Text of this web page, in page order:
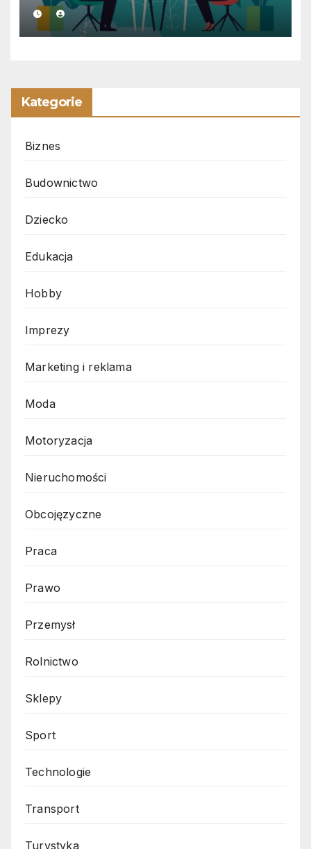
Kategorie
Biznes
Budownictwo
Dziecko
Edukacja
Hobby
Imprezy
Marketing i reklama
Moda
Motoryzacja
Nieruchomości
Obcojęzyczne
Praca
Prawo
Przemysł
Rolnictwo
Sklepy
Sport
Technologie
Transport
Turystyka